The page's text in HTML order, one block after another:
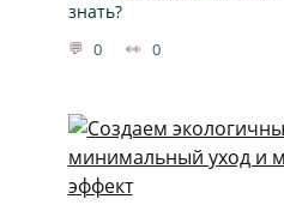
знать?
0 0